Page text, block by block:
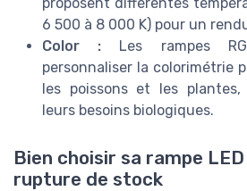
6 500 à 8 000 K) pour un
Color : Les rampes
personnaliser la colorimétrie
les poissons et les
leurs besoins biologiques.
Bien choisir sa rampe
rupture de stock